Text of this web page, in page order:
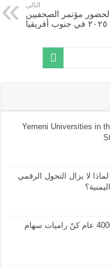
التالي
مؤتمر الصحفيين
Yemeni Universities in
لا يزال التحول الرقمي
أميرات مصر القديمة قبل 4000 عام كنّ راميات سهام